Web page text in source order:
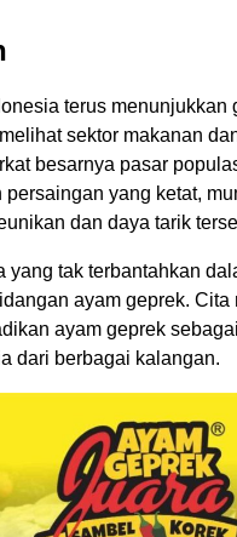
terus
sektor makanan
besarnya pasar
yang ketat,
dan daya tarik
yang tak terbantahkan
ayam geprek. Cita
ayam geprek
dari berbagai kalangan.